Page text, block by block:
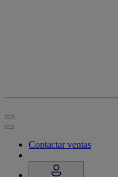
Contactar ventas